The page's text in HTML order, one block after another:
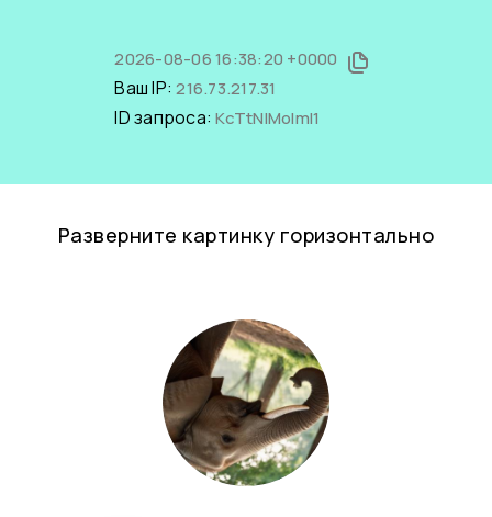
2026-08-06 16:38:20 +0000
Ваш IP:216.73.217.31
ID запроса:KcTtNIMolmI1
Разверните картинку горизонтально